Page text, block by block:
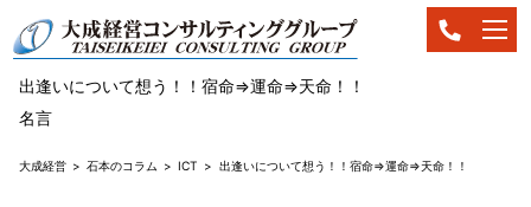
出逢いについて想う！！宿命⇒運命⇒天命！！
名言
大成経営 石本のコラム ICT 出逢いについて想う！！宿命⇒運命⇒天命！！